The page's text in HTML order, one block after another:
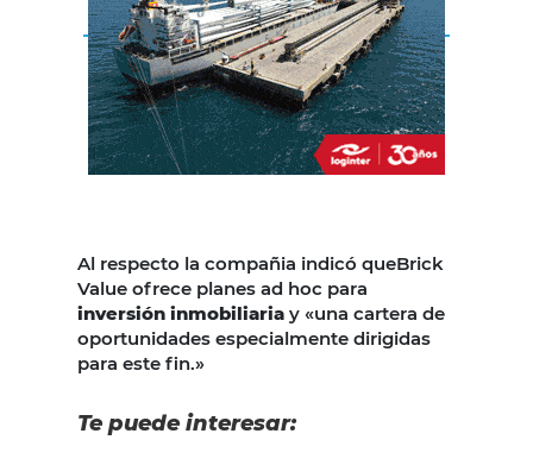
Al respecto la compañia indicó queBrick
Value ofrece planes ad hoc para
inversión inmobiliaria y «una cartera de
oportunidades especialmente dirigidas
para este fin.»
Te puede interesar: